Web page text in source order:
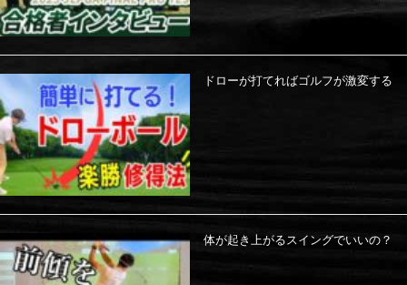
ドローが打てればゴルフが激変する
体が起き上がるスイングでいいの？